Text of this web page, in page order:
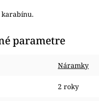
karabínu.
parametre
Náramky
2 roky